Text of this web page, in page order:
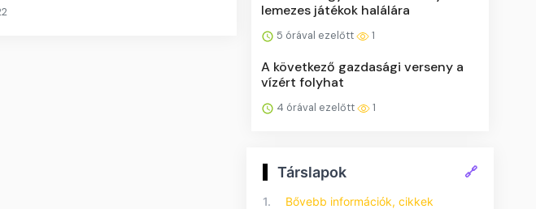
lemezes játékok halálára
5 órával ezelőtt 1
A következő gazdasági verseny a
vízért folyhat
4 órával ezelőtt 1
Társlapok 🔗
1. Bővebb információk, cikkek